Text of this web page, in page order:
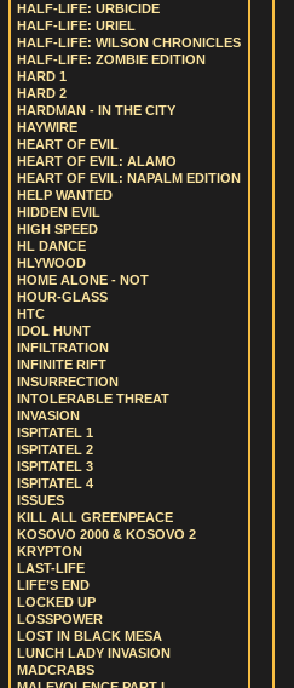
HALF-LIFE: URBICIDE
HALF-LIFE: URIEL
HALF-LIFE: WILSON CHRONICLES
HALF-LIFE: ZOMBIE EDITION
HARD 1
HARD 2
HARDMAN - IN THE CITY
HAYWIRE
HEART OF EVIL
HEART OF EVIL: ALAMO
HEART OF EVIL: NAPALM EDITION
HELP WANTED
HIDDEN EVIL
HIGH SPEED
HL DANCE
HLYWOOD
HOME ALONE - NOT
HOUR-GLASS
HTC
IDOL HUNT
INFILTRATION
INFINITE RIFT
INSURRECTION
INTOLERABLE THREAT
INVASION
ISPITATEL 1
ISPITATEL 2
ISPITATEL 3
ISPITATEL 4
ISSUES
KILL ALL GREENPEACE
KOSOVO 2000 & KOSOVO 2
KRYPTON
LAST-LIFE
LIFE’S END
LOCKED UP
LOSSPOWER
LOST IN BLACK MESA
LUNCH LADY INVASION
MADCRABS